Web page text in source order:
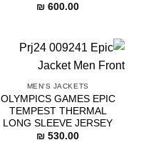
₪ 600.00
MEN'S JACKETS
OLYMPICS GAMES EPIC
TEMPEST THERMAL
LONG SLEEVE JERSEY
₪ 530.00